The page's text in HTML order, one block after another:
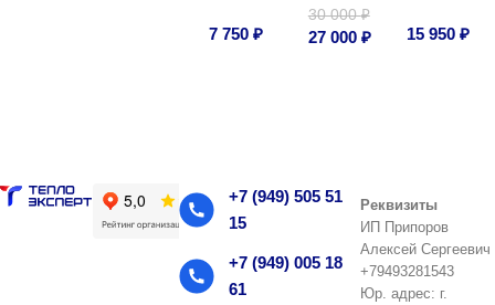
7 750₽
30 000₽
27 000 ₽ 15 950₽
+7 (949) 505 51
15
+7 (949) 005 18
61
Реквизиты
ИП Припоров
Алексей Сергеевич
+79493281543
Юр. адрес: г.